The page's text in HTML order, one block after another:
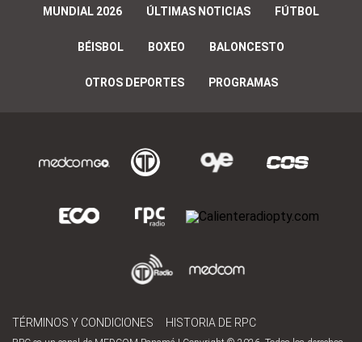
MUNDIAL 2026 ÚLTIMAS NOTICIAS FÚTBOL
BÉISBOL BOXEO BALONCESTO
OTROS DEPORTES PROGRAMAS
TÉRMINOS Y CONDICIONES HISTORIA DE RPC